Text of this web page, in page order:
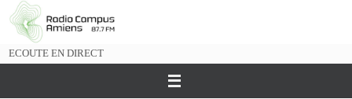
Passer
vers
ECOUTE EN DIRECT